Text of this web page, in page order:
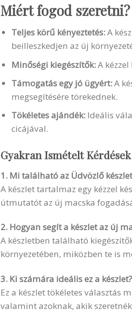
Miért fogod szeretni?
Teljes körű kényeztetés:A
beilleszkedjen az új
Minőségi kiegészítők:A
Támogatás egy jó ügyért:A
megsegítésére törekednek.
Tökéletes ajándék: Ideális
cicájával.
Gyakran Ismételt
1. Mi található az Üdvözlő
A készlet tartalmaz egy kézzel
útmutatót az új macska
2. Hogyan segít a készlet az új
A készletben található
környezetében, miközben te is
3. Ki számára ideális ez a készlet?
Ez a készlet tökéletes választás
valamint azoknak, akik